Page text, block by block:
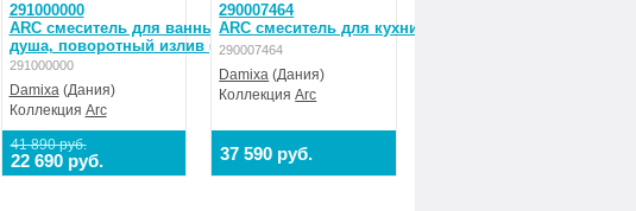
291000000
ARC смеситель для ванны/
душа, поворотный излив (черный)
291000000
Damixa(Дания)
Коллекция Arc
41 890 руб.
22 690 руб.
290007464
ARC смеситель для кухни, поворотный излив 236
290007464
Damixa (Дания)
КоллекцияArc
37 590 руб.